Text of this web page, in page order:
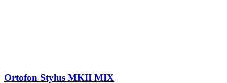
Ortofon Stylus MKII MIX